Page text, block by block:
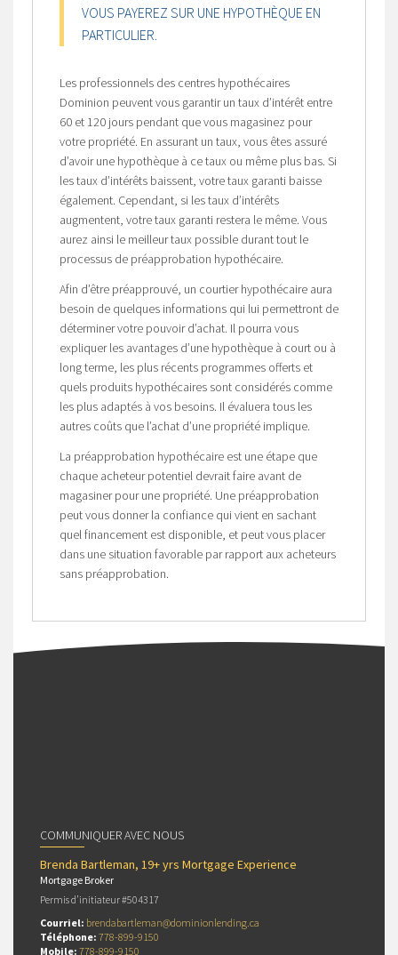
VOUS PAYEREZ SUR UNE HYPOTHÈQUE EN
PARTICULIER.
Les professionnels des centres hypothécaires
Dominion peuvent vous garantir un taux d’intérêt entre
60 et 120 jours pendant que vous magasinez pour
votre propriété. En assurant un taux, vous êtes assuré
d’avoir une hypothèque à ce taux ou même plus bas. Si
les taux d’intérêts baissent, votre taux garanti baisse
également. Cependant, si les taux d’intérêts
augmentent, votre taux garanti restera le même. Vous
aurez ainsi le meilleur taux possible durant tout le
processus de préapprobation hypothécaire.
Afin d’être préapprouvé, un courtier hypothécaire aura
besoin de quelques informations qui lui permettront de
déterminer votre pouvoir d’achat. Il pourra vous
expliquer les avantages d’une hypothèque à court ou à
long terme, les plus récents programmes offerts et
quels produits hypothécaires sont considérés comme
les plus adaptés à vos besoins. Il évaluera tous les
autres coûts que l’achat d’une propriété implique.
La préapprobation hypothécaire est une étape que
chaque acheteur potentiel devrait faire avant de
magasiner pour une propriété. Une préapprobation
peut vous donner la confiance qui vient en sachant
quel financement est disponible, et peut vous placer
dans une situation favorable par rapport aux acheteurs
sans préapprobation.
COMMUNIQUER AVEC NOUS
Brenda Bartleman, 19+ yrs Mortgage Experience
Mortgage Broker
Permis d’initiateur #504317
Courriel: brendabartleman@dominionlending.ca
Téléphone: 778-899-9150
Mobile: 778-899-9150